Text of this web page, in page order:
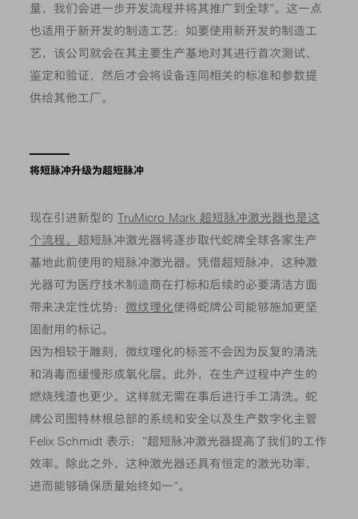
量，我们会进一步开发流程并将其推广到全球”。这一点
也适用于新开发的制造工艺：如要使用新开发的制造工
艺，该公司就会在其主要生产基地对其进行首次测试、
鉴定和验证，然后才会将设备连同相关的标准和参数提
供给其他工厂。
将短脉冲升级为超短脉冲
现在引进新型的TruMicro Mark 超短脉冲激光器也是这
个流程。 超短脉冲激光器将逐步取代蛇牌全球各家生产
基地此前使用的短脉冲激光器。凭借超短脉冲，这种激
光器可为医疗技术制造商在打标和后续的必要清洁方面
带来决定性优势：微纹理化使得蛇牌公司能够施加更坚
固耐用的标记。
因为相较于雕刻，微纹理化的标签不会因为反复的清洗
和消毒而缓慢形成氧化层。此外，在生产过程中产生的
燃烧残渣也更少。这样就无需在事后进行手工清洗。蛇
牌公司图特林根总部的系统和安全以及生产数字化主管
Felix Schmidt 表示：“超短脉冲激光器提高了我们的工作
效率。除此之外，这种激光器还具有恒定的激光功率，
进而能够确保质量始终如一“。